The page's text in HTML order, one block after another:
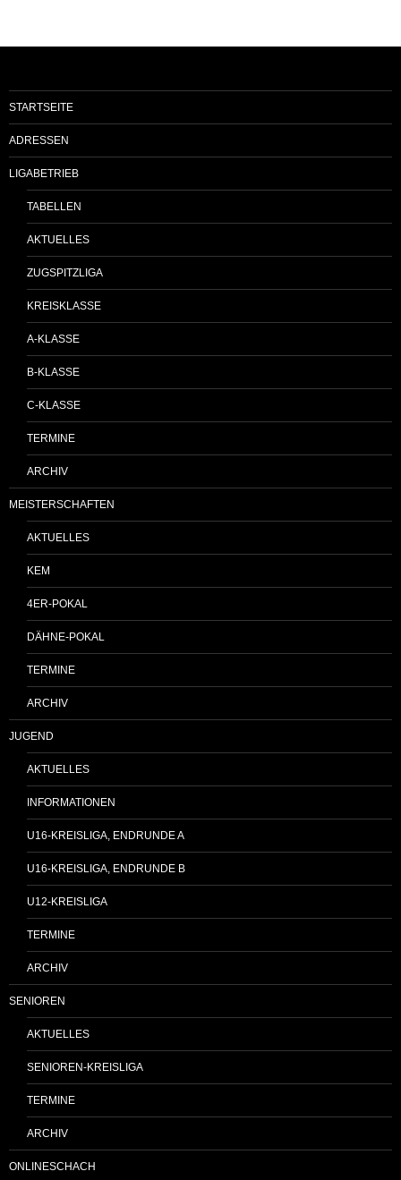
STARTSEITE
ADRESSEN
LIGABETRIEB
TABELLEN
AKTUELLES
ZUGSPITZLIGA
KREISKLASSE
A-KLASSE
B-KLASSE
C-KLASSE
TERMINE
ARCHIV
MEISTERSCHAFTEN
AKTUELLES
KEM
4ER-POKAL
DÄHNE-POKAL
TERMINE
ARCHIV
JUGEND
AKTUELLES
INFORMATIONEN
U16-KREISLIGA, ENDRUNDE A
U16-KREISLIGA, ENDRUNDE B
U12-KREISLIGA
TERMINE
ARCHIV
SENIOREN
AKTUELLES
SENIOREN-KREISLIGA
TERMINE
ARCHIV
ONLINESCHACH